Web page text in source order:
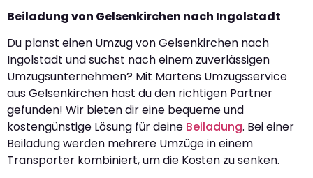
Beiladung von Gelsenkirchen nach Ingolstadt
Du planst einen Umzug von Gelsenkirchen nach
Ingolstadt und suchst nach einem zuverlässigen
Umzugsunternehmen? Mit Martens Umzugsservice
aus Gelsenkirchen hast du den richtigen Partner
gefunden! Wir bieten dir eine bequeme und
kostengünstige Lösung für deine Beiladung. Bei einer
Beiladung werden mehrere Umzüge in einem
Transporter kombiniert, um die Kosten zu senken.